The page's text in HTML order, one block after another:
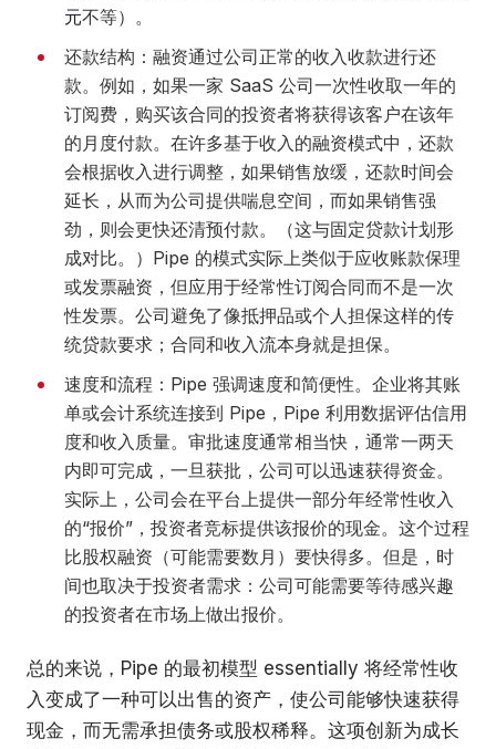
元不等）。
还款结构：融资通过公司正常的收入收款进行还
款。例如，如果一家 SaaS 公司一次性收取一年的
订阅费，购买该合同的投资者将获得该客户在该年
的月度付款。在许多基于收入的融资模式中，还款
会根据收入进行调整，如果销售放缓，还款时间会
延长，从而为公司提供喘息空间，而如果销售强
劲，则会更快还清预付款。（这与固定贷款计划形
成对比。）Pipe 的模式实际上类似于应收账款保理
或发票融资，但应用于经常性订阅合同而不是一次
性发票。公司避免了像抵押品或个人担保这样的传
统贷款要求；合同和收入流本身就是担保。
速度和流程：Pipe 强调速度和简便性。企业将其账
单或会计系统连接到 Pipe，Pipe 利用数据评估信用
度和收入质量。审批速度通常相当快，通常一两天
内即可完成，一旦获批，公司可以迅速获得资金。
实际上，公司会在平台上提供一部分年经常性收入
的“报价”，投资者竞标提供该报价的现金。这个过程
比股权融资（可能需要数月）要快得多。但是，时
间也取决于投资者需求：公司可能需要等待感兴趣
的投资者在市场上做出报价。
总的来说，Pipe 的最初模型 essentially 将经常性收
入变成了一种可以出售的资产，使公司能够快速获得
现金，而无需承担债务或股权稀释。这项创新为成长